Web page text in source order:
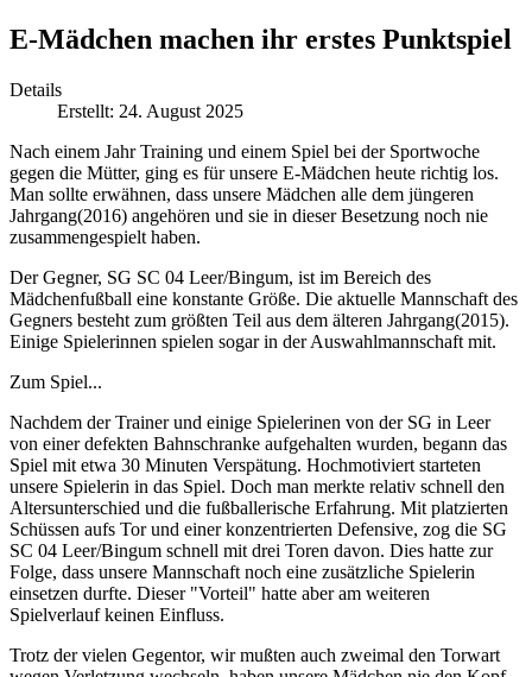
E-Mädchen machen ihr erstes Punktspiel
Details
Erstellt: 24. August 2025
Nach einem Jahr Training und einem Spiel bei der Sportwoche
gegen die Mütter, ging es für unsere E-Mädchen heute richtig los.
Man sollte erwähnen, dass unsere Mädchen alle dem jüngeren
Jahrgang(2016) angehören und sie in dieser Besetzung noch nie
zusammengespielt haben.
Der Gegner, SG SC 04 Leer/Bingum, ist im Bereich des
Mädchenfußball eine konstante Größe. Die aktuelle Mannschaft des
Gegners besteht zum größten Teil aus dem älteren Jahrgang(2015).
Einige Spielerinnen spielen sogar in der Auswahlmannschaft mit.
Zum Spiel...
Nachdem der Trainer und einige Spielerinen von der SG in Leer
von einer defekten Bahnschranke aufgehalten wurden, begann das
Spiel mit etwa 30 Minuten Verspätung. Hochmotiviert starteten
unsere Spielerin in das Spiel. Doch man merkte relativ schnell den
Altersunterschied und die fußballerische Erfahrung. Mit platzierten
Schüssen aufs Tor und einer konzentrierten Defensive, zog die SG
SC 04 Leer/Bingum schnell mit drei Toren davon. Dies hatte zur
Folge, dass unsere Mannschaft noch eine zusätzliche Spielerin
einsetzen durfte. Dieser "Vorteil" hatte aber am weiteren
Spielverlauf keinen Einfluss.
Trotz der vielen Gegentor, wir mußten auch zweimal den Torwart